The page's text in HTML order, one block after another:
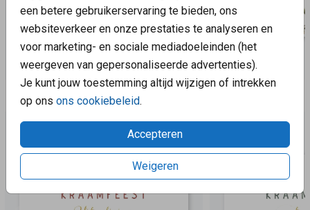
een betere gebruikerservaring te bieden, ons
websiteverkeer en onze prestaties te analyseren en
voor marketing- en sociale mediadoeleinden (het
weergeven van gepersonaliseerde advertenties).
Je kunt jouw toestemming altijd wijzigen of intrekken
op ons ons cookiebeleid.
Accepteren
Weigeren
Aanbevolen